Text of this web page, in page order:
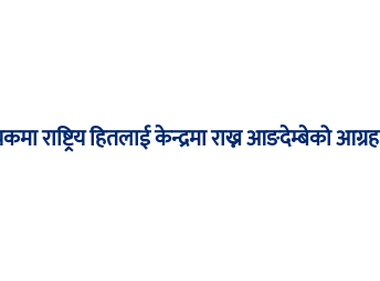
राष्ट्रिय हितलाई केन्द्रमा राख्न आङदेम्बेको आग्रह